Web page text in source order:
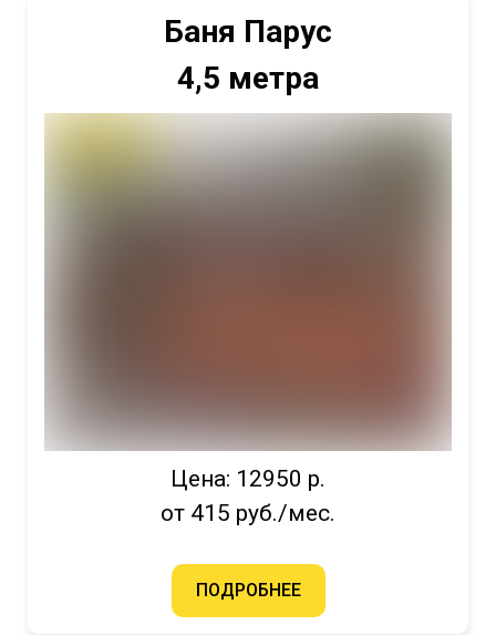
Баня Парус
4,5 метра
Цена: 12950 р.
от 415 руб./мес.
ПОДРОБНЕЕ